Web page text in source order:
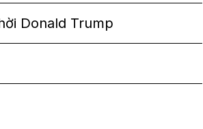
Donald Trump